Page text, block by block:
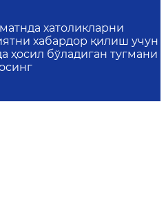
хатоликларни
хабардор қилиш учун
ҳосил бўладиган тугмани